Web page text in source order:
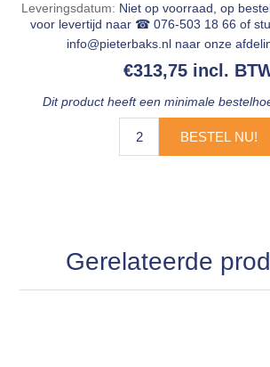
Leveringsdatum: Niet op voorraad, op
voor levertijd naar ☎ 076-503 18 66 of
info@pieterbaks.nlnaar onze
€313,75 incl.
Dit product heeft een minimale
BESTEL NU!
Gerelateerde